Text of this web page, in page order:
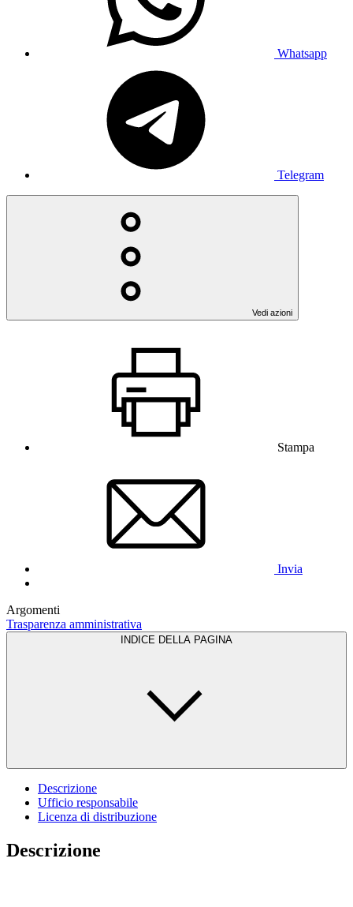
Whatsapp
Telegram
Vedi azioni
Stampa
Invia
Argomenti
Trasparenza amministrativa
INDICE DELLA PAGINA
Descrizione
Ufficio responsabile
Licenza di distribuzione
Descrizione